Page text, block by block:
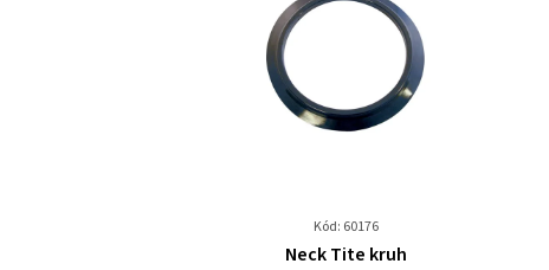
Kód: 60176
Průměrné
Neck Tite kruh